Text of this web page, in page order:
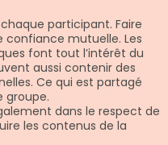
participant. Faire
mutuelle. Les
font tout l’intérêt du
aussi contenir des
Ce qui est partagé
groupe.
dans le respect de
les contenus de la